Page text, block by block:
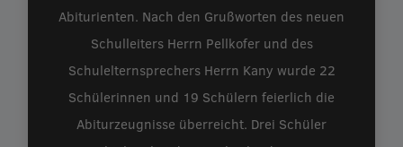
Abiturienten. Nach den Grußworten des neuen
Schulleiters Herrn Pellkofer und des
Schulelternsprechers Herrn Kany wurde 22
Schülerinnen und 19 Schülern feierlich die
Abiturzeugnisse überreicht. Drei Schüler